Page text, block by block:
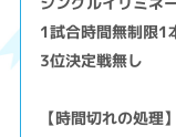
1試合時間無制限1
3位決定戦無し
【時間切れの処理】